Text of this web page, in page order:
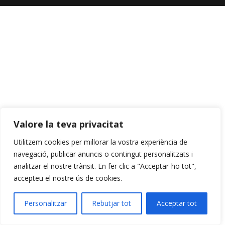
Valore la teva privacitat
Utilitzem cookies per millorar la vostra experiència de
navegació, publicar anuncis o contingut personalitzats i
analitzar el nostre trànsit. En fer clic a "Acceptar-ho tot",
accepteu el nostre ús de cookies.
Personalitzar Rebutjar tot Acceptar tot